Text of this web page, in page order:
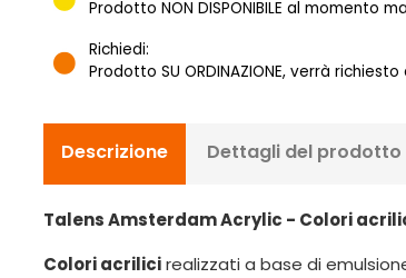
Prodotto NON DISPONIBILE al momento
Richiedi:
Prodotto SU ORDINAZIONE, verrà
Descrizione Dettagli del prodotto
Talens Amsterdam Acrylic - Colori
Colori acrilicirealizzati a base di